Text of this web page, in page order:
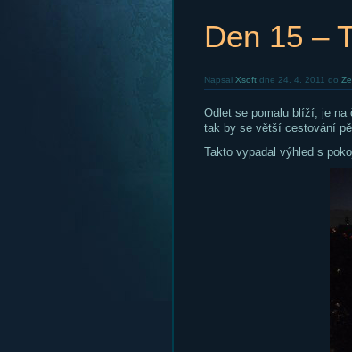
Den 15 –
Napsal Xsoftdne 24. 4. 2011 do
Odlet se pomalu blíží, je na
tak by se větší cestování
Takto vypadal výhled s